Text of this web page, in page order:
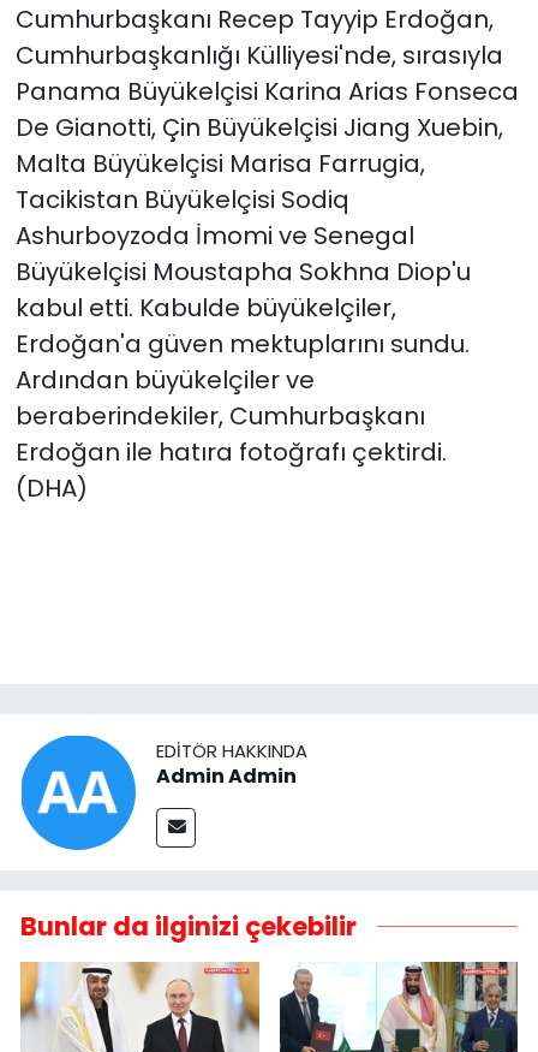
Cumhurbaşkanı Recep Tayyip Erdoğan,
Cumhurbaşkanlığı Külliyesi'nde, sırasıyla
Panama Büyükelçisi Karina Arias Fonseca
De Gianotti, Çin Büyükelçisi Jiang Xuebin,
Malta Büyükelçisi Marisa Farrugia,
Tacikistan Büyükelçisi Sodiq
Ashurboyzoda İmomi ve Senegal
Büyükelçisi Moustapha Sokhna Diop'u
kabul etti. Kabulde büyükelçiler,
Erdoğan'a güven mektuplarını sundu.
Ardından büyükelçiler ve
beraberindekiler, Cumhurbaşkanı
Erdoğan ile hatıra fotoğrafı çektirdi.
(DHA)
EDITÖR HAKKINDA
Admin Admin
Bunlar da ilginizi çekebilir